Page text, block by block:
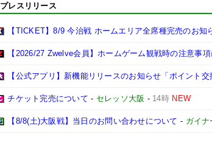
プレスリリース
【TICKET】8/9 今治戦 ホームエリア全席種完売のお
【2026/27 Zwelve会員】ホームゲーム観戦時の注意事
【公式アプリ】新機能リリースのお知らせ「ポイント
チケット完売について - セレッソ大阪 - 14時 NEW
【8/8(土)大阪戦】当日のお問い合わせについて - ガイナ